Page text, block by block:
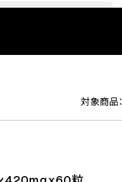
対象商品：